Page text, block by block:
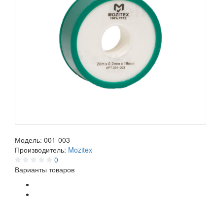
Модель: 001-003
Производитель: Mozitex
0
Варианты товаров